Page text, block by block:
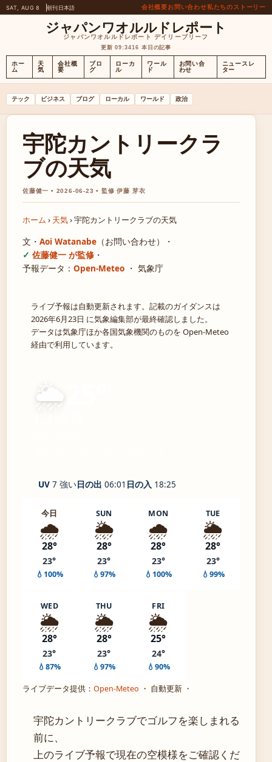
SAT, AUG 8 朝刊日本語 会社概要お問い合わせ私たちのストーリー
ジャパンワオルルドレポート
ジャパンワオルルドレポート デイリーブリーフ
更新 09:3416 本日の記事
ホー
ム
天
気
会社概
要
ブロ
グ
ローカ
ル
ワール
ド
お問い合
わせ
ニュースレ
ター
テック ビジネス ブログ ローカル ワールド 政治
宇陀カントリークラ
ブの天気
佐藤健一 • 2026-06-23 • 監修 伊藤 芽衣
ホーム › 天気›宇陀カントリークラブの天気
文・ Aoi Watanabe （お問い合わせ）
・
佐藤健一 が監修 ・
予報データ： Open-Meteo ・ 気象庁
ライブ予報は自動更新されます。記載のガイダンスは
2026年6月23日 に気象編集部が最終確認しました。
データは気象庁ほか各国気象機関のものを Open-Meteo
経由で利用しています。
🌦️
UV 7 強い日の出 06:01 日の入 18:25
今日
🌧️
28°
23°
💧100%
SUN
🌦️
28°
23°
💧97%
MON
🌧️
28°
23°
💧100%
TUE
🌦️
28°
23°
💧99%
WED
🌦️
28°
23°
💧87%
THU
🌦️
28°
23°
💧97%
FRI
🌦️
25°
24°
💧90%
ライブデータ提供： Open-Meteo ・ 自動更新 ・
宇陀カントリークラブでゴルフを楽しまれる
前に、
上のライブ予報で現在の空模様をご確認くだ